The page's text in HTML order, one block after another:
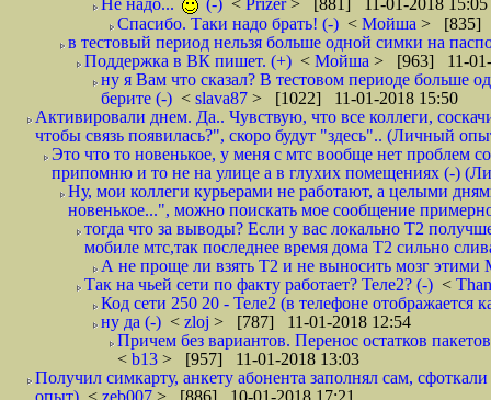
Не надо...
(-) < Prizer> [881] 11-01-2018 15:05
Спасибо. Таки надо брать! (-) < Мойша > [835]
в тестовый период нельзя больше одной симки на
Поддержка в ВК пишет. (+) < Мойша > [963] 11-01-
ну я Вам что сказал? В тестовом периоде больше
берите (-) < slava87 > [1022] 11-01-2018 15:50
Активировали днем. Да.. Чувствую, что все коллеги,
чтобы связь появилась?", скоро будут "здесь".. (Личный
Это что то новенькое, у меня с мтс вообще нет проблем
припомню и то не на улице а в глухих помещениях (-)
Ну, мои коллеги курьерами не работают, а целыми
новенькое...", можно поискать мое сообщение
тогда что за выводы? Если у вас локально Т2
мобиле мтс,так последнее время дома Т2 сильно
А не проще ли взять Т2 и не выносить мозг
Так на чьей сети по факту работает? Теле2? (-) <
Код сети 250 20 - Теле2 (в телефоне отображается
ну да (-) < zloj > [787] 11-01-2018 12:54
Причем без вариантов. Перенос остатков
< b13 > [957] 11-01-2018 13:03
Получил симкарту, анкету абонента заполнял сам,
опыт) < zeb007 > [886] 10-01-2018 17:21